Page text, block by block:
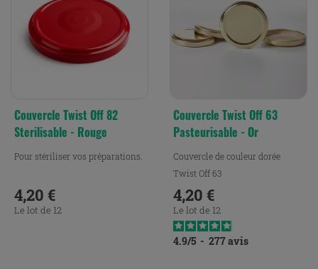
Couvercle Twist Off 82
Sterilisable - Rouge
Pour stériliser vos préparations.
Prix
4,20 €
Le lot de 12
Couvercle Twist Off 63
Pasteurisable - Or
Couvercle de couleur dorée
Twist Off 63
Prix
4,20 €
Le lot de 12
4.9/5 - 277avis